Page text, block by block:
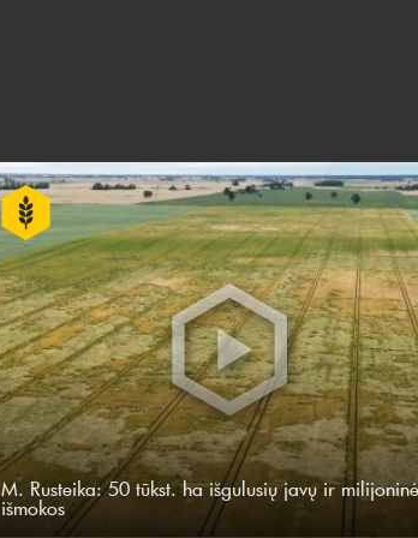
M. Rusteika: 50 tūkst. ha išgulusių javų ir
išmokos